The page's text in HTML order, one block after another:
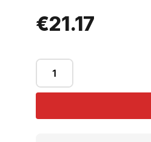
€21.17
Däck
DELI